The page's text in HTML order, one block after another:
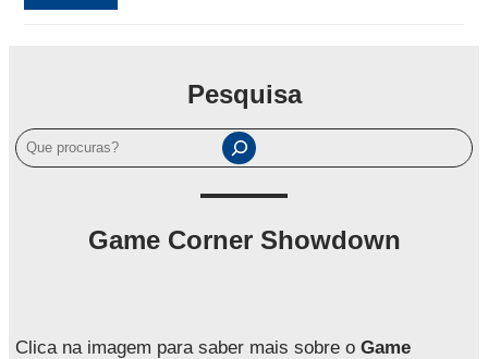
Pesquisa
P
e
a
Game Corner Showdown
Clica na imagem para saber mais sobre o Game